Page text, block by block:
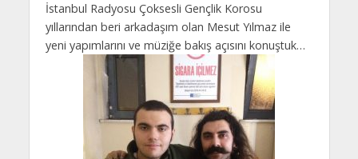
İstanbul Radyosu Çoksesli Gençlik Korosu
yıllarından beri arkadaşım olan Mesut Yılmaz ile
yeni yapımlarını ve müziğe bakış açısını konuştuk…